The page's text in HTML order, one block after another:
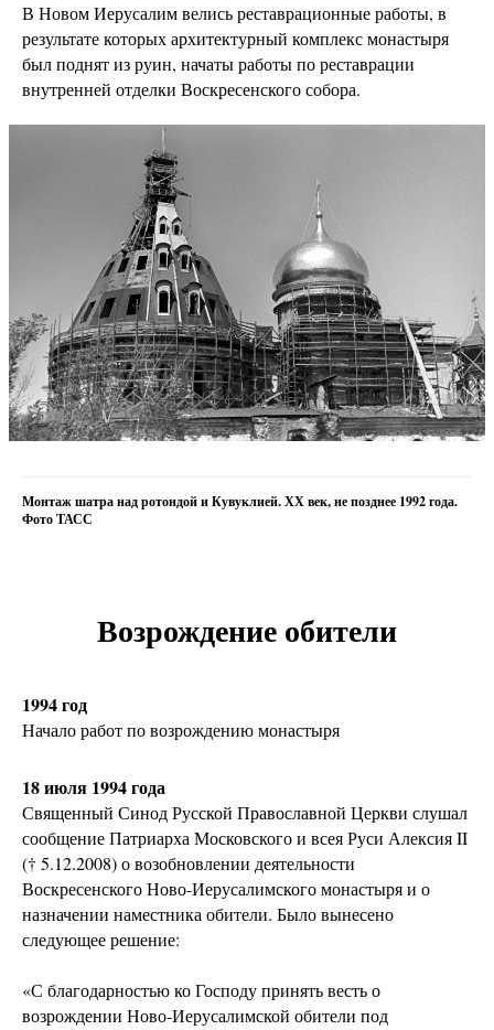
В Новом Иерусалим велись реставрационные работы, в
результате которых архитектурный комплекс монастыря
был поднят из руин, начаты работы по реставрации
внутренней отделки Воскресенского собора.
Монтаж шатра над ротондой и Кувуклией. ХХ век, не позднее 1992 года.
Фото ТАСС
Возрождение обители
1994 год
Начало работ по возрождению монастыря
18 июля 1994 года
Священный Синод Русской Православной Церкви слушал
сообщение Патриарха Московского и всея Руси Алексия II
(† 5.12.2008) о возобновлении деятельности
Воскресенского Ново-Иерусалимского монастыря и о
назначении наместника обители. Было вынесено
следующее решение:
«С благодарностью ко Господу принять весть о
возрождении Ново-Иерусалимской обители под